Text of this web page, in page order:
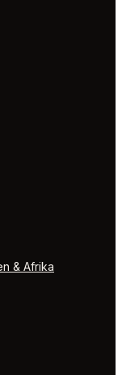
& Afrika